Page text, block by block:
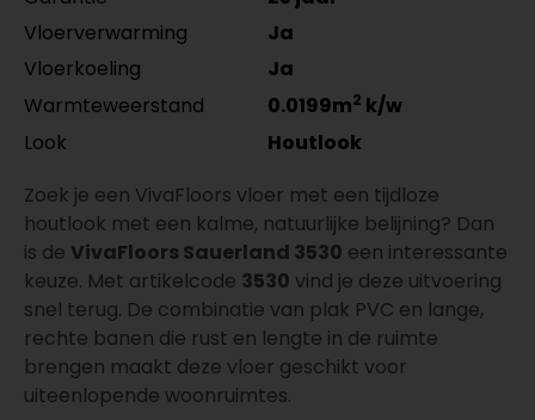
Vloerverwarming
Ja
Vloerkoeling
Ja
Warmteweerstand
0.0199m2 k/w
Look
Houtlook
Zoek je een VivaFloors vloer met een tijdloze
houtlook met een kalme, natuurlijke belijning? Dan
is de VivaFloors Sauerland 3530 een interessante
keuze. Met artikelcode 3530 vind je deze uitvoering
snel terug. De combinatie van plak PVC en lange,
rechte banen die rust en lengte in de ruimte
brengen maakt deze vloer geschikt voor
uiteenlopende woonruimtes.